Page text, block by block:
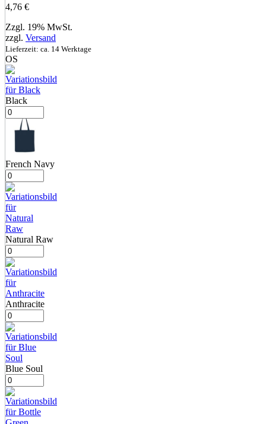
4,76 €
Zzgl. 19% MwSt.
zzgl. Versand
Lieferzeit: ca. 14 Werktage
OS
Black
French Navy
Natural Raw
Anthracite
Blue Soul